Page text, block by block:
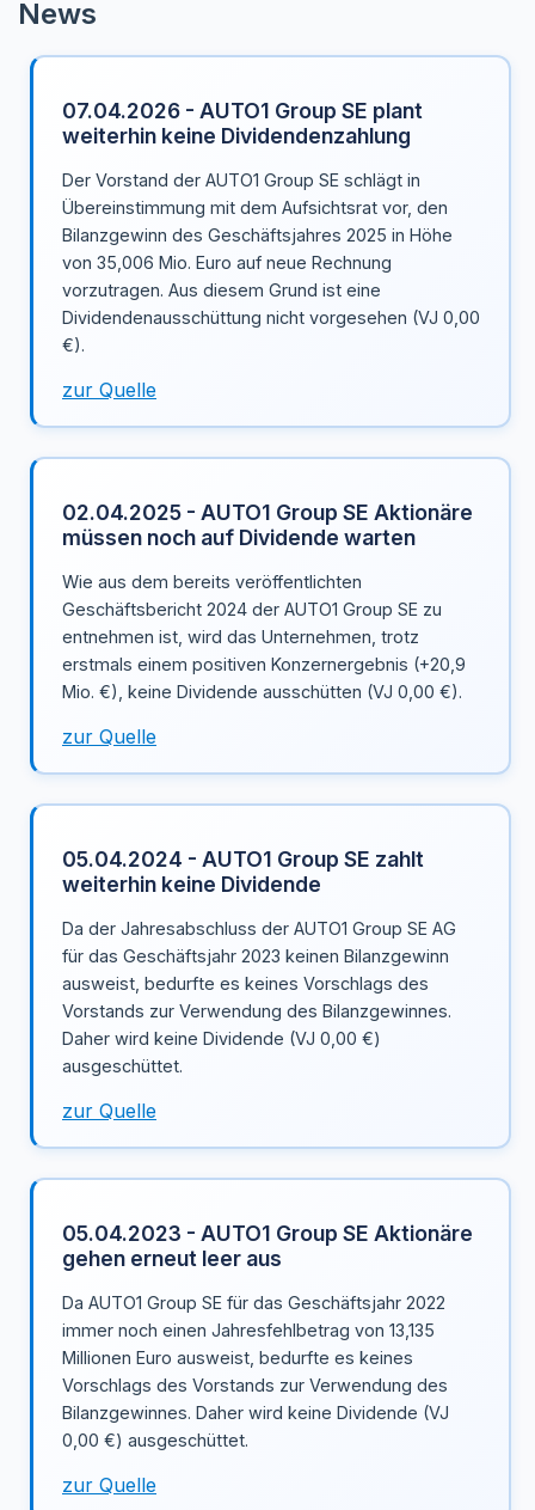
News
07.04.2026 - AUTO1 Group SE plant
weiterhin keine Dividendenzahlung
Der Vorstand der AUTO1 Group SE schlägt in
Übereinstimmung mit dem Aufsichtsrat vor, den
Bilanzgewinn des Geschäftsjahres 2025 in Höhe
von 35,006 Mio. Euro auf neue Rechnung
vorzutragen. Aus diesem Grund ist eine
Dividendenausschüttung nicht vorgesehen (VJ 0,00
€).
zur Quelle
02.04.2025 - AUTO1 Group SE Aktionäre
müssen noch auf Dividende warten
Wie aus dem bereits veröffentlichten
Geschäftsbericht 2024 der AUTO1 Group SE zu
entnehmen ist, wird das Unternehmen, trotz
erstmals einem positiven Konzernergebnis (+20,9
Mio. €), keine Dividende ausschütten (VJ 0,00 €).
zur Quelle
05.04.2024 - AUTO1 Group SE zahlt
weiterhin keine Dividende
Da der Jahresabschluss der AUTO1 Group SE AG
für das Geschäftsjahr 2023 keinen Bilanzgewinn
ausweist, bedurfte es keines Vorschlags des
Vorstands zur Verwendung des Bilanzgewinnes.
Daher wird keine Dividende (VJ 0,00 €)
ausgeschüttet.
zur Quelle
05.04.2023 - AUTO1 Group SE Aktionäre
gehen erneut leer aus
Da AUTO1 Group SE für das Geschäftsjahr 2022
immer noch einen Jahresfehlbetrag von 13,135
Millionen Euro ausweist, bedurfte es keines
Vorschlags des Vorstands zur Verwendung des
Bilanzgewinnes. Daher wird keine Dividende (VJ
0,00 €) ausgeschüttet.
zur Quelle